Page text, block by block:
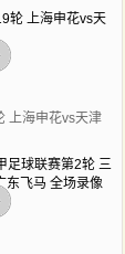
上海申花vs天津